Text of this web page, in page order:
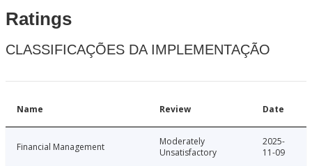
Ratings
CLASSIFICAÇÕES DA IMPLEMENTAÇÃO
Name Review Date
Financial Management
Moderately
Unsatisfactory
2025-
11-09